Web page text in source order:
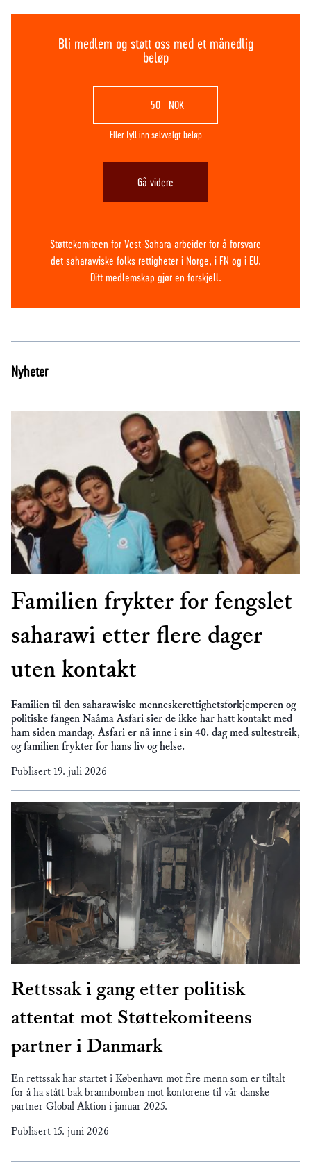
Bli medlem og støtt oss med et månedlig
beløp
NOK
Eller fyll inn selvvalgt beløp
Gå videre
Støttekomiteen for Vest-Sahara arbeider for å forsvare
det saharawiske folks rettigheter i Norge, i FN og i EU.
Ditt medlemskap gjør en forskjell.
Nyheter
Familien frykter for fengslet
saharawi etter flere dager
uten kontakt
Familien til den saharawiske menneskerettighetsforkjemperen og
politiske fangen Naâma Asfari sier de ikke har hatt kontakt med
ham siden mandag. Asfari er nå inne i sin 40. dag med sultestreik,
og familien frykter for hans liv og helse.
Publisert 19. juli 2026
Rettssak i gang etter politisk
attentat mot Støttekomiteens
partner i Danmark
En rettssak har startet i København mot fire menn som er tiltalt
for å ha stått bak brannbomben mot kontorene til vår danske
partner Global Aktion i januar 2025.
Publisert 15. juni 2026